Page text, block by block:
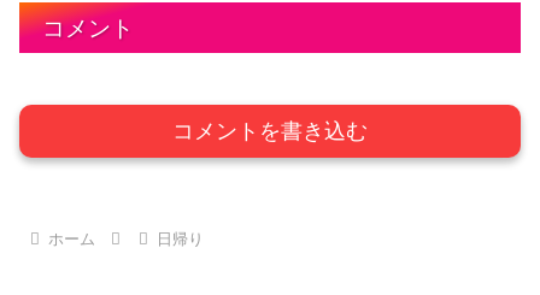
コメント
コメントを書き込む
ホーム 日帰り